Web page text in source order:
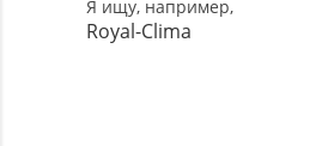
Я ищу, например,
Royal-Clima